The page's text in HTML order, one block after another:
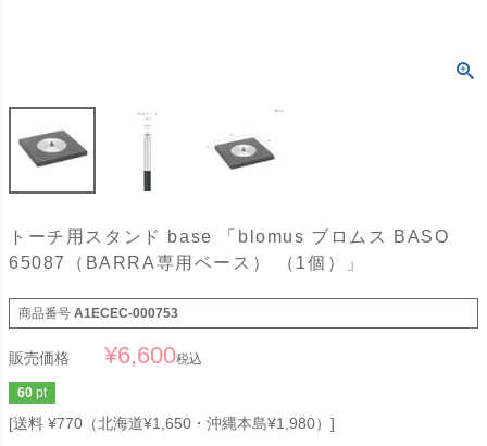
トーチ用スタンド base 「blomus ブロムス BASO
65087（BARRA専用ベース） （1個）」
商品番号 A1ECEC-000753
販売価格 ¥6,600税込
60 pt
送料 ¥770（北海道¥1,650・沖縄本島¥1,980）